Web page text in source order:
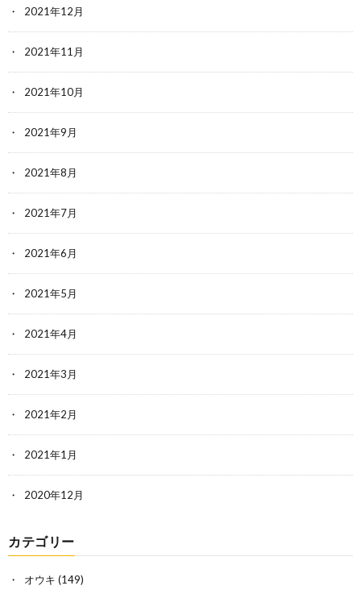
2021年12月
2021年11月
2021年10月
2021年9月
2021年8月
2021年7月
2021年6月
2021年5月
2021年4月
2021年3月
2021年2月
2021年1月
2020年12月
カテゴリー
オウキ (149)